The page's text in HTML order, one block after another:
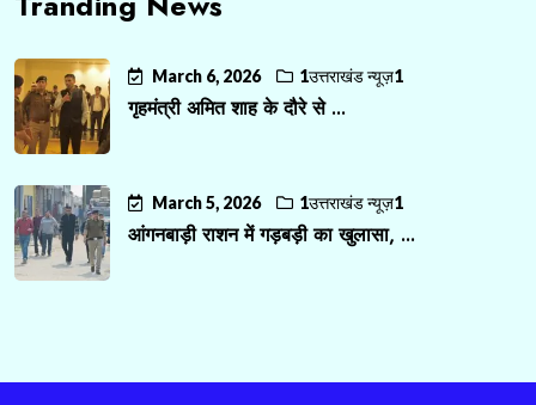
March 6, 2026 1उत्तराखंड न्यूज़1
गृहमंत्री अमित शाह के दौरे से ...
March 5, 2026 1उत्तराखंड न्यूज़1
आंगनबाड़ी राशन में गड़बड़ी का खुलासा, ...